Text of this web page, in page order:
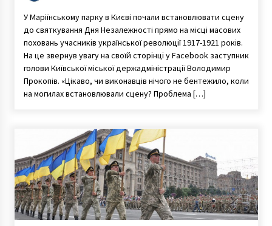
У Маріїнському парку в Києві почали встановлювати сцену
до святкування Дня Незалежності прямо на місці масових
поховань учасників української революції 1917-1921 років.
На це звернув увагу на своїй сторінці у Facebook заступник
голови Київської міської держадміністрації Володимир
Прокопів. «Цікаво, чи виконавців нічого не бентежило, коли
на могилах встановлювали сцену? Проблема […]